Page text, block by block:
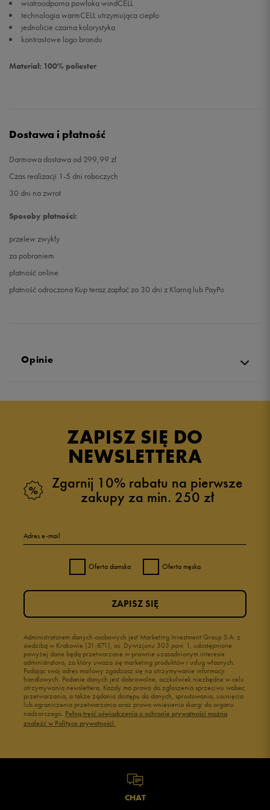
wiatroodporna powłoka windCELL
technologia warmCELL utrzymująca ciepło
jednolicie czarna kolorystyka
kontrastowe logo brandu
Materiał: 100% poliester
Dostawa i płatność
Darmowa dostawa od 299,99 zł
Czas realizacji 1-5 dni roboczych
30 dni na zwrot
Sposoby płatności:
przelew zwykły
za pobraniem
płatność online
płatność odroczona Kup teraz zapłać za 30 dni z Klarną lub PayPo
Opinie
5.0
zebranych i zweryfikowanych przez
4 0%
1 0%
Jak zbieramy opinie?
ZAPISZ SIĘ DO
NEWSLETTERA
Zgarnij 10% rabatu na pierwsze
zakupy za min. 250 zł
Adres e-mail
Oferta damska Oferta męska
Administratorem danych osobowych jest Marketing Investment Group S.A. z
siedzibą w Krakowie (31-871), os. Dywizjonu 303 paw. 1, udostępnione
powyżej dane będą przetwarzane w prawnie uzasadnionym interesie
administratora, za który uważa się marketing produktów i usług własnych.
Podając swój adres mailowy zgadzasz się na otrzymywanie informacji
handlowych. Podanie danych jest dobrowolne, aczkolwiek niezbędne w celu
otrzymywania newslettera. Każdy ma prawo do zgłoszenia sprzeciwu wobec
przetwarzania, a także żądania dostępu do danych, sprostowania, usunięcia
lub ograniczenia przetwarzania oraz prawo wniesienia skargi do organu
nadzorczego. Pełną treść oświadczenia o ochronie prywatności można
znaleźć w Polityce prywatności.
ZAPISZ SIĘ
CHAT